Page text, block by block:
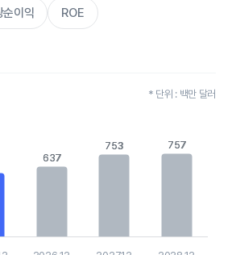
순이익 ROE
* 단위 : 백만 달러
displaying categories.
displaying values. Data ranges from
637
637
753
753 757
757